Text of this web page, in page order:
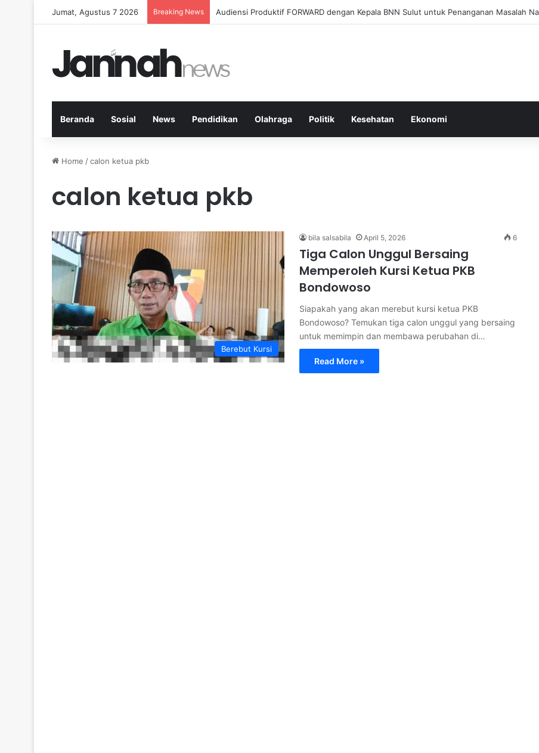
Jumat, Agustus 7 2026 Breaking News Diet Fleksibel Membangun Hubungan Sehat Antara Tubuh dan Makanan Sehari-hari
Beranda Sosial News Pendidikan Olahraga Politik Kesehatan Ekonomi
Home /calon ketua pkb
calon ketua pkb
Berebut Kursi
bila salsabila April 5, 2026 6
Tiga Calon Unggul Bersaing
Memperoleh Kursi Ketua PKB
Bondowoso
Siapakah yang akan merebut kursi ketua PKB
Bondowoso? Temukan tiga calon unggul yang bersaing
untuk memimpin dan membawa perubahan di…
Read More »